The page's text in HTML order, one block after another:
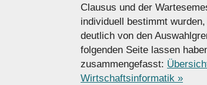
Clausus und der
individuell bestimmt
deutlich von den
folgenden Seite lassen
zusammengefasst:
Wirtschaftsinformatik »